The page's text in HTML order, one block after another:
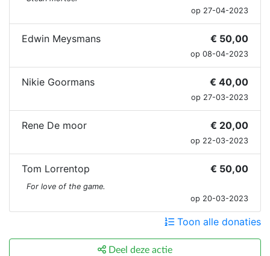
op 27-04-2023
Edwin Meysmans € 50,00
op 08-04-2023
Nikie Goormans € 40,00
op 27-03-2023
Rene De moor € 20,00
op 22-03-2023
Tom Lorrentop € 50,00
For love of the game.
op 20-03-2023
Toon alle donaties
Deel deze actie